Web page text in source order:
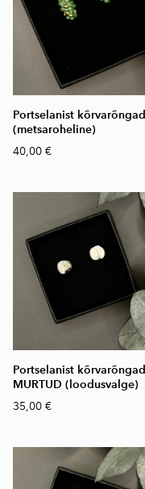
Portselanist kõrvarõngad
(metsaroheline)
40,00 €
Portselanist kõrvarõngad
MURTUD (loodusvalge)
35,00 €